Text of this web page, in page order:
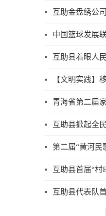
互助金盘绣公
中国篮球发展
互助县着眼人
【文明实践】
青海省第二届
互助县掀起全
第二届“黄河
互助县首届“村
互助县代表队